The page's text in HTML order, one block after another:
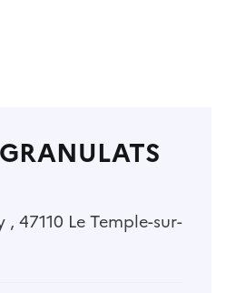
47110 Le Temple-sur-